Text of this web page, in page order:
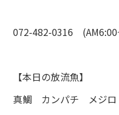
072-482-0316
【本日の放流魚】
真鯛 カンパチ メジロ